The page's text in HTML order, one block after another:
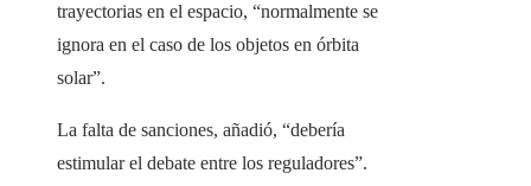
trayectorias en el espacio, “normalmente se
ignora en el caso de los objetos en órbita
solar”.
La falta de sanciones, añadió, “debería
estimular el debate entre los reguladores”.